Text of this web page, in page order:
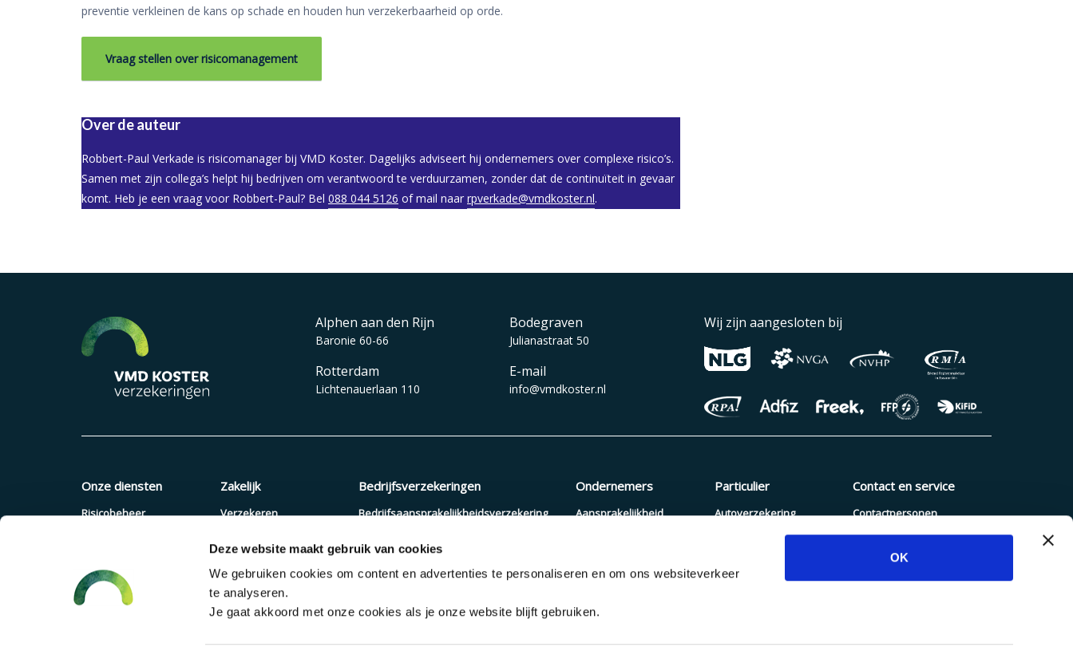
Deze website maakt gebruik van cookies
We gebruiken cookies om content en advertenties te personaliseren en om ons websiteverkeer
te analyseren.
Je gaat akkoord met onze cookies als je onze website blijft gebruiken.
OK
preventie verkleinen de kans op schade en houden hun verzekerbaarheid op orde.
Vraag stellen over risicomanagement
Over de auteur
Robbert-Paul Verkade is risicomanager bij VMD Koster. Dagelijks adviseert hij ondernemers over complexe risico’s.
Samen met zijn collega’s helpt hij bedrijven om verantwoord te verduurzamen, zonder dat de continuïteit in gevaar
komt. Heb je een vraag voor Robbert-Paul? Bel 088 044 5126 of mail naar rpverkade@vmdkoster.nl.
Alphen aan den Rijn
Baronie 60-66
Rotterdam
Lichtenauerlaan 110
Bodegraven
Julianastraat 50
E-mail
info@vmdkoster.nl
Wij zijn aangesloten bij
Onze diensten
Risicobeheer
Financieel advies
Zakelijk
Verzekeren
Offerte aanvragen
Pensioenregeling
Verzuimaanpak
Bedrijfsverzekeringen
Bedrijfsaansprakelijkheidsverzekering
Zakelijke autoverzekering
Cyberverzekering
Ondernemers
Aansprakelijkheid
Particulier
Autoverzekering
Pakketverzekering
Zorgverzekering
Contact en service
Contactpersonen
Schade melden
Blogs en nieuws
Dienstenwijzer